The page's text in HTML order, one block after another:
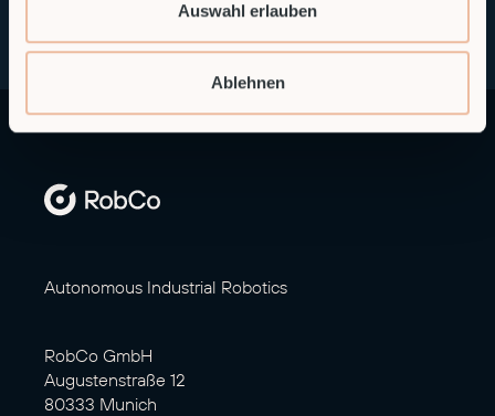
Auswahl erlauben
Ablehnen
Autonomous Industrial Robotics
RobCo GmbH
Augustenstraße 12
80333 Munich